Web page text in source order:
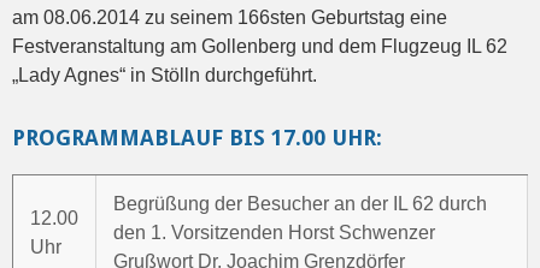
am 08.06.2014 zu seinem 166sten Geburtstag eine
Festveranstaltung am Gollenberg und dem Flugzeug IL 62
„Lady Agnes“ in Stölln durchgeführt.
PROGRAMMABLAUF BIS 17.00 UHR:
12.00
Uhr
Begrüßung der Besucher an der IL 62 durch
den 1. Vorsitzenden Horst Schwenzer
Grußwort Dr. Joachim Grenzdörfer